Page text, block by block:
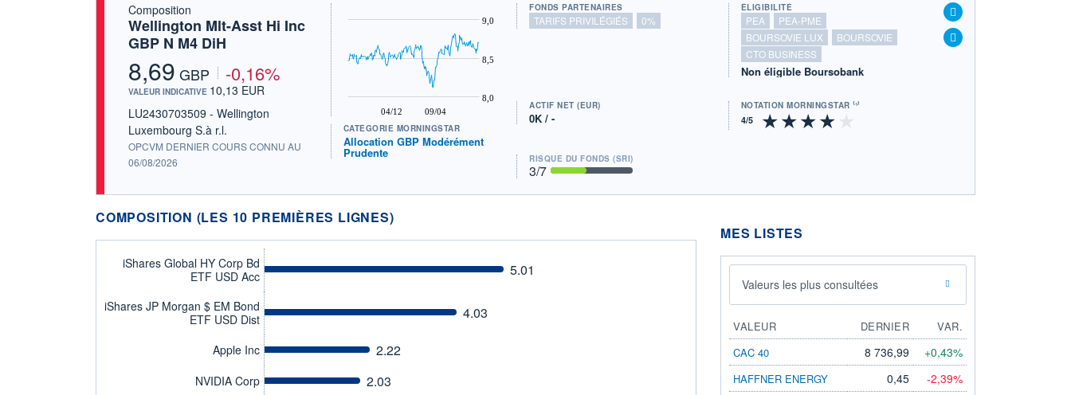
Composition
Wellington Mlt-Asst Hi Inc
GBP N M4 DiH
8,69 GBP -0,16%
VALEUR INDICATIVE 10,13 EUR
LU2430703509 - Wellington
Luxembourg S.à r.l.
OPCVM DERNIER COURS CONNU AU
06/08/2026
04/12 09/04
8,0
8,5
9,0
CATÉGORIE MORNINGSTAR
Allocation GBP Modérément
Prudente
FONDS PARTENAIRES
TARIFS PRIVILÉGIÉS 0%
ÉLIGIBILITÉ
PEA
PEA-PME
BOURSOVIE LUX
BOURSOVIE
CTO BUSINESS
Non éligible Boursobank
ACTIF NET (EUR)
0K / -
NOTATION MORNINGSTAR ⁽¹⁾
RISQUE DU FONDS (SRI)
3/7
COMPOSITION (LES 10 PREMIÈRES LIGNES)
iShares Global HY Corp Bd
ETF USD Acc
5.01
iShares JP Morgan $ EM Bond
ETF USD Dist
4.03
Apple Inc 2.22
NVIDIA Corp 2.03
MES LISTES
Valeurs les plus consultées
VALEUR DERNIER
VAR.
CAC 40
8 736,99 +0,43%
HAFFNER ENERGY 0,45 -2,39%